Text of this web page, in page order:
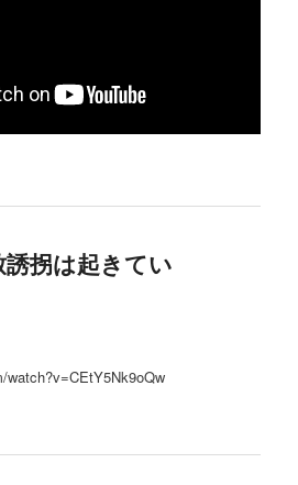
拐は起きてい
watch?v=CEtY5Nk9oQw